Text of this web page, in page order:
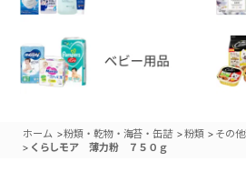
ホーム >粉類・乾物・海苔・缶詰 >粉類 > その
> くらしモア 薄力粉 ７５０ｇ